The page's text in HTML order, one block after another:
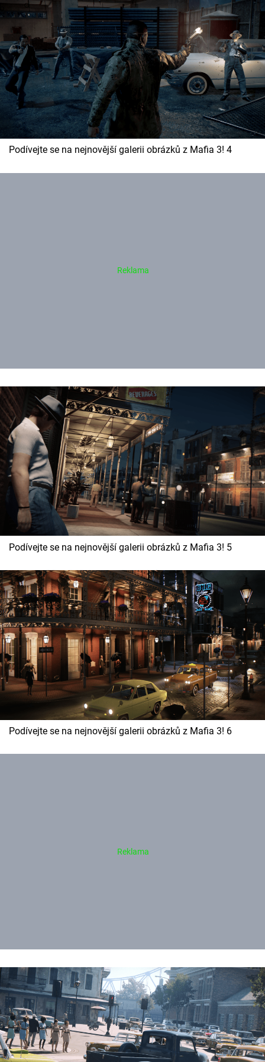
Cool Esport
Pořady
TV Program
Sledujte prima+
Přihlášení
Podívejte se na nejnovější galerii obrázků z Mafia 3! 4
Podívejte se na nejnovější galerii obrázků z Mafia 3! 5
Podívejte se na nejnovější galerii obrázků z Mafia 3! 6